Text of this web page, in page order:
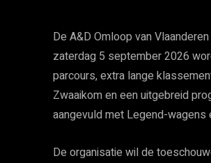
De A&D Omloop van
zaterdag 5 september 2026
parcours, extra lange
Zwaaikom en een uitgebreid
aangevuld met Legend-wagens
De organisatie wil de